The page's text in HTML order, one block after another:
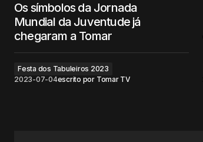
Os símbolos da Jornada
Mundial da Juventude já
chegaram a Tomar
Festa dos Tabuleiros 2023
2023-07-04escrito por Tomar TV